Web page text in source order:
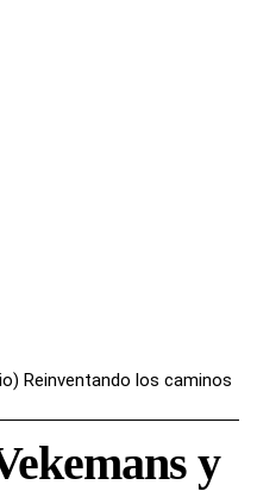
Reinventando los caminos
y